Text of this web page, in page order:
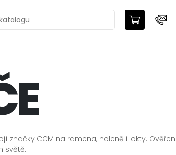
značky CCM na ramena, holeně i lokty.
světě.